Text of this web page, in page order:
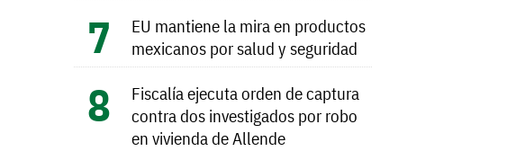
EU mantiene la mira en productos
mexicanos por salud y seguridad
Fiscalía ejecuta orden de captura
contra dos investigados por robo
en vivienda de Allende